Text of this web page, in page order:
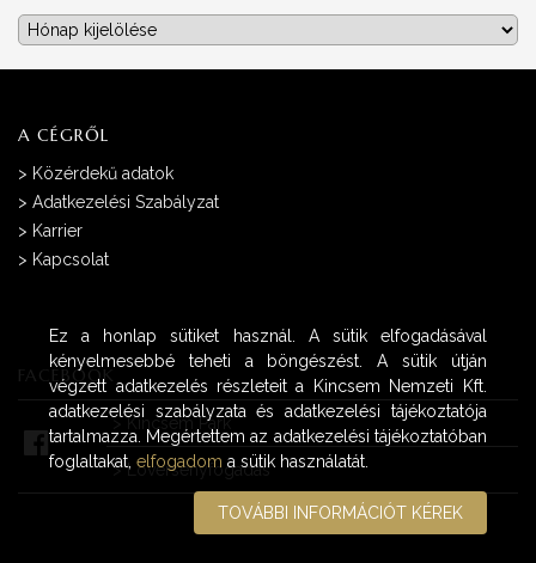
Archívum
A CÉGRŐL
> Közérdekű adatok
> Adatkezelési Szabályzat
> Karrier
> Kapcsolat
FACEBOOK
>Kincsem Park
>Lóversenyfogadás
Ez a honlap sütiket használ. A sütik elfogadásával
kényelmesebbé teheti a böngészést. A sütik útján
végzett adatkezelés részleteit a Kincsem Nemzeti Kft.
adatkezelési szabályzata és adatkezelési tájékoztatója
tartalmazza. Megértettem az adatkezelési tájékoztatóban
foglaltakat,elfogadom a sütik használatát.
TOVÁBBI INFORMÁCIÓT KÉREK